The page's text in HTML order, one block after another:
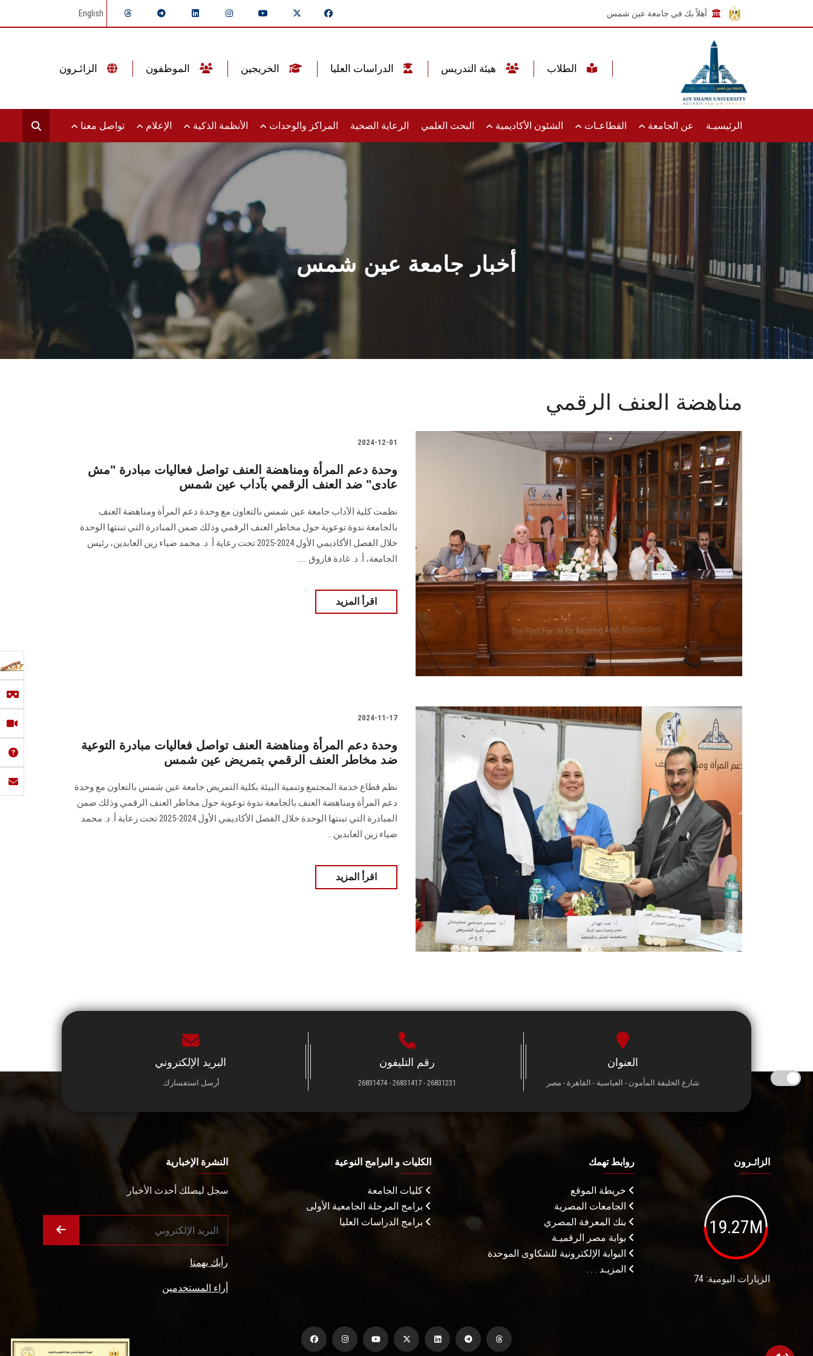
أهلاً بك في جامعة عين شمس English
الرئيسيـة عن الجامعة القطاعـات الشئون الأكاديمية البحث العلمي الرعاية الصحية المراكز والوحدات الأنظمة الذكية الإعلام تواصل معنا
أخبار جامعة عين شمس
مناهضة العنف الرقمي
2024-12-01
وحدة دعم المرأة ومناهضة العنف تواصل فعاليات مبادرة "مش
عادى" ضد العنف الرقمي بآداب عين شمس
نظمت كلية الآداب جامعة عين شمس بالتعاون مع وحدة دعم المرأة ومناهضة العنف
بالجامعة ‏ندوة توعوية حول مخاطر العنف الرقمي وذلك ضمن المبادرة التي تبنتها الوحدة
خلال الفصل ‏الأكاديمي الأول 2024-2025 تحت رعاية أ. د. محمد ضياء زين العابدين، رئيس
الجامعة، أ. ‏د. غادة فاروق .....
اقرأ المزيد
2024-11-17
وحدة دعم المرأة ومناهضة العنف تواصل فعاليات مبادرة التوعية
ضد مخاطر العنف الرقمي بتمريض عين شمس
نظم قطاع خدمة المجتمع وتنمية البيئة بكلية التمريض جامعة عين شمس بالتعاون مع وحدة
دعم المرأة ومناهضة العنف بالجامعة ندوة توعوية حول مخاطر العنف الرقمي وذلك ضمن
المبادرة التي تبنتها الوحدة خلال الفصل الأكاديمي الأول 2024-2025 تحت رعاية أ. د. محمد
ضياء زين العابدين...
اقرأ المزيد
العنوان
شارع الخليفة المأمون - العباسية - القاهرة - مصر
رقم التليفون
26831231 - 26831417 - 26831474
البريد الإلكتروني
أرسل استفسارك.
الزائـرون
19.27M
الزيارات اليومية: 74
روابط تهمك
خريطة الموقع
الجامعات المصرية
بنك المعرفة المصري
بوابة مصر الرقميـة
البوابة الإلكترونية للشكاوى الموحدة
المزيـد . . .
الكليات و البرامج النوعية
كليات الجامعة
برامج المرحلة الجامعية الأولى
برامج الدراسات العليا
النشرة الإخبارية
سجل ليصلك أحدث الأخبار
رأيك يهمنا
أراء المستخدمين